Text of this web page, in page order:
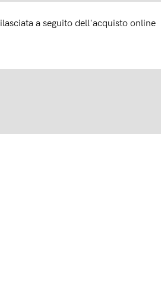
a seguito dell'acquisto online